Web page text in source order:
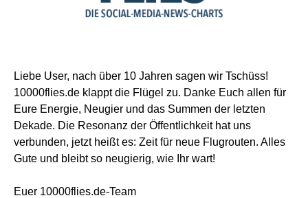
Liebe User, nach über 10 Jahren sagen wir Tschüss!
10000flies.de klappt die Flügel zu. Danke Euch allen für
Eure Energie, Neugier und das Summen der letzten
Dekade. Die Resonanz der Öffentlichkeit hat uns
verbunden, jetzt heißt es: Zeit für neue Flugrouten. Alles
Gute und bleibt so neugierig, wie Ihr wart!
Euer 10000flies.de-Team